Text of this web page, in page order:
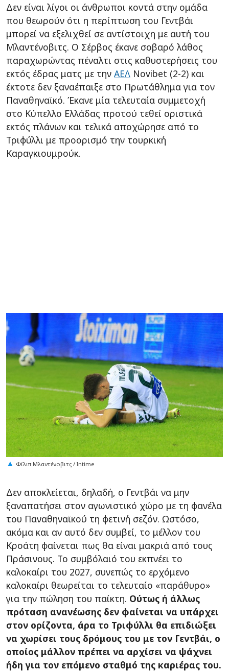
Δεν είναι λίγοι οι άνθρωποι κοντά στην ομάδα
που θεωρούν ότι η περίπτωση του Γεντβάι
μπορεί να εξελιχθεί σε αντίστοιχη με αυτή του
Μλαντένοβιτς. Ο Σέρβος έκανε σοβαρό λάθος
παραχωρώντας πέναλτι στις καθυστερήσεις του
εκτός έδρας ματς με την ΑΕΛ Novibet (2-2) και
έκτοτε δεν ξαναέπαιξε στο Πρωτάθλημα για τον
Παναθηναϊκό. Έκανε μία τελευταία συμμετοχή
στο Κύπελλο Ελλάδας προτού τεθεί οριστικά
εκτός πλάνων και τελικά αποχώρησε από το
Τριφύλλι με προορισμό την τουρκική
Καραγκιουμρούκ.
Φίλιπ Μλαντένοβιτς / Intime
Δεν αποκλείεται, δηλαδή, ο Γεντβάι να μην
ξαναπατήσει στον αγωνιστικό χώρο με τη φανέλα
του Παναθηναϊκού τη φετινή σεζόν. Ωστόσο,
ακόμα και αν αυτό δεν συμβεί, το μέλλον του
Κροάτη φαίνεται πως θα είναι μακριά από τους
Πράσινους. Το συμβόλαιό του εκπνέει το
καλοκαίρι του 2027, συνεπώς το ερχόμενο
καλοκαίρι θεωρείται το τελευταίο «παράθυρο»
για την πώληση του παίκτη. Ούτως ή άλλως
πρόταση ανανέωσης δεν φαίνεται να υπάρχει
στον ορίζοντα, άρα το Τριφύλλι θα επιδιώξει
να χωρίσει τους δρόμους του με τον Γεντβάι, ο
οποίος μάλλον πρέπει να αρχίσει να ψάχνει
ήδη για τον επόμενο σταθμό της καριέρας του.